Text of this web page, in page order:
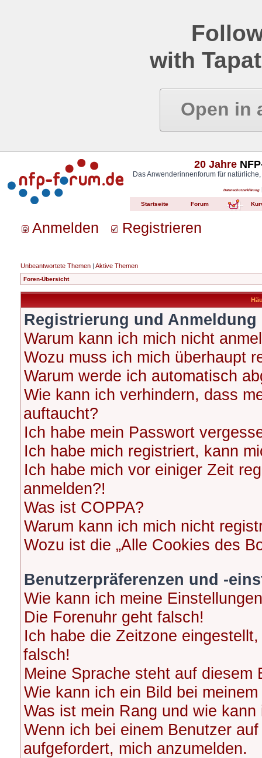
with
Open in
20 Jahre
Das Anwenderinnenforum für
Datenschutzerklärung
Startseite Forum
Anmelden Registrieren
Unbeantwortete Themen | Aktive Themen
Foren-Übersicht
Registrierung und Anmeldung
Warum kann ich mich nicht
Wozu muss ich mich überhaupt
Warum werde ich automatisch
Wie kann ich verhindern, dass
auftaucht?
Ich habe mein Passwort
Ich habe mich registriert, kann
Ich habe mich vor einiger Zeit
anmelden?!
Was ist COPPA?
Warum kann ich mich nicht
Wozu ist die „Alle Cookies des
Benutzerpräferenzen und -
Wie kann ich meine
Die Forenuhr geht falsch!
Ich habe die Zeitzone
falsch!
Meine Sprache steht auf diesem
Wie kann ich ein Bild bei
Was ist mein Rang und wie
Wenn ich bei einem Benutzer
aufgefordert, mich anzumelden.